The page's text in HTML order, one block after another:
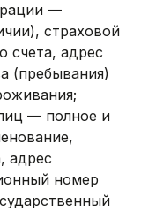
—
страховой
счета, адрес
(пребывания)
— полное и
адрес
номер